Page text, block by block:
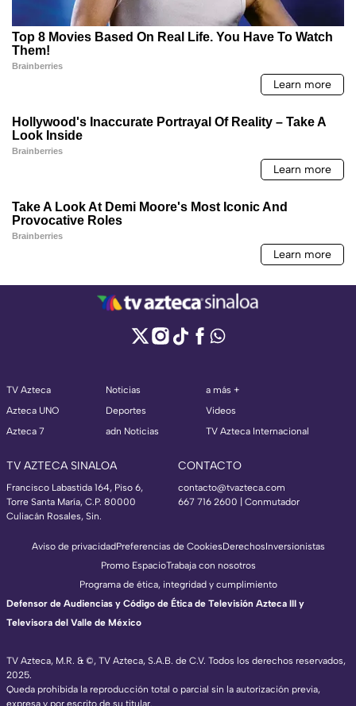
TV Azteca
Azteca UNO
Azteca 7
Noticias
Deportes
adn Noticias
a más +
Videos
TV Azteca Internacional
TV AZTECA SINALOA
Francisco Labastida 164, Piso 6,
Torre Santa María, C.P. 80000
Culiacán Rosales, Sin.
CONTACTO
contacto@tvazteca.com
667 716 2600 | Conmutador
TV Azteca, M.R. & ©, TV Azteca, S.A.B. de C.V. Todos los derechos reservados,
2025.
Queda prohibida la reproducción total o parcial sin la autorización previa,
expresa y por escrito de su titular.
Aviso de privacidadPreferencias de CookiesDerechosInversionistas
Promo EspacioTrabaja con nosotros
Programa de ética, integridad y cumplimiento
Defensor de Audiencias y Código de Ética de Televisión Azteca III y
Televisora del Valle de México